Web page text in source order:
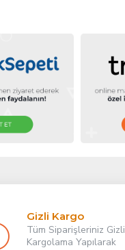
Gizli Kargo
Tüm Siparişleriniz Gizli
Kargolama Yapılarak